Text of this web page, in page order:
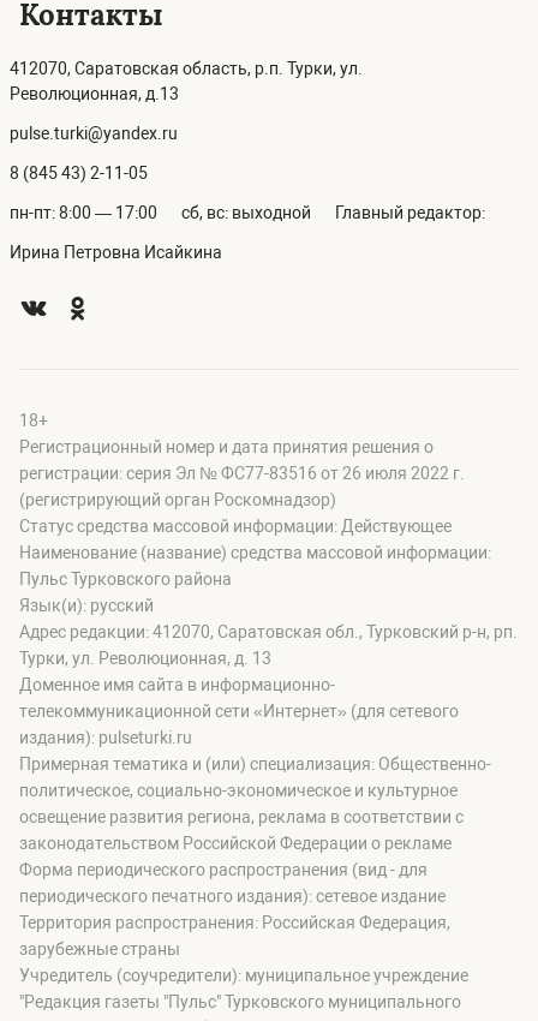
Контакты
412070, Саратовская область, р.п. Турки, ул.
Революционная, д.13
pulse.turki@yandex.ru
8 (845 43) 2-11-05
пн-пт: 8:00 — 17:00 сб, вс: выходной Главный редактор:
Ирина Петровна Исайкина
18+
Регистрационный номер и дата принятия решения о
регистрации: серия Эл № ФС77-83516 от 26 июля 2022 г.
(регистрирующий орган Роскомнадзор)
Статус средства массовой информации: Действующее
Наименование (название) средства массовой информации:
Пульс Турковского района
Язык(и): русский
Адрес редакции: 412070, Саратовская обл., Турковский р-н, рп.
Турки, ул. Революционная, д. 13
Доменное имя сайта в информационно-
телекоммуникационной сети «Интернет» (для сетевого
издания): pulseturki.ru
Примерная тематика и (или) специализация: Общественно-
политическое, социально-экономическое и культурное
освещение развития региона, реклама в соответствии с
законодательством Российской Федерации о рекламе
Форма периодического распространения (вид - для
периодического печатного издания): сетевое издание
Территория распространения: Российская Федерация,
зарубежные страны
Учредитель (соучредители): муниципальное учреждение
"Редакция газеты "Пульс" Турковского муниципального